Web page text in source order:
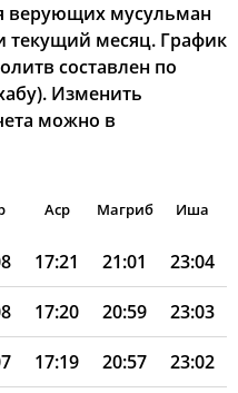
верующих мусульман
текущий месяц. График
составлен по
Изменить
можно в
Аср Магриб Иша
17:21 21:01 23:04
17:20 20:59 23:03
17:19 20:57 23:02